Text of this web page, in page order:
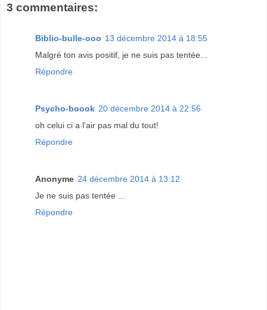
3 commentaires:
Biblio-bulle-ooo 13 décembre 2014 à 18:55
Malgré ton avis positif, je ne suis pas tentée...
Répondre
Psycho-boook 20 décembre 2014 à 22:56
oh celui ci a l'air pas mal du tout!
Répondre
Anonyme 24 décembre 2014 à 13:12
Je ne suis pas tentée ...
Répondre